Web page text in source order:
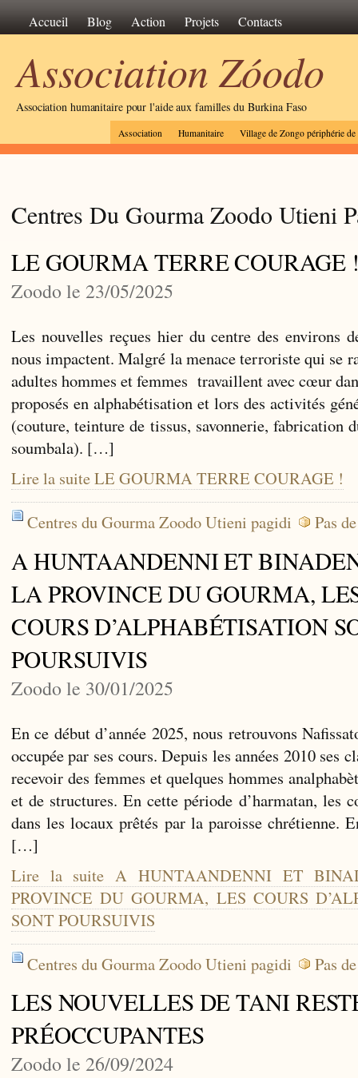
Accueil Blog Action Projets Contacts
Association Zóodo
Association humanitaire pour l'aide aux familles du Burkina Faso
Association Humanitaire Village de Zongo périphérie de
Centres Du Gourma Zoodo Utieni
LE GOURMA TERRE COURAGE
Zoodo le 23/05/2025
Les nouvelles reçues hier du centre des environs
nous impactent. Malgré la menace terroriste qui se
adultes hommes et femmes travaillent avec cœur
proposés en alphabétisation et lors des activités
(couture, teinture de tissus, savonnerie, fabrication
soumbala). […]
Lire la suite LE GOURMA TERRE COURAGE !
Centres du Gourma Zoodo Utieni pagidi
Pas
A HUNTAANDENNI ET
LA PROVINCE DU GOURMA,
COURS D’ALPHABÉTISATION
POURSUIVIS
Zoodo le 30/01/2025
En ce début d’année 2025, nous retrouvons
occupée par ses cours. Depuis les années 2010 ses
recevoir des femmes et quelques hommes
et de structures. En cette période d’harmatan, les
dans les locaux prêtés par la paroisse chrétienne.
[…]
Lire la suite A HUNTAANDENNI ET
PROVINCE DU GOURMA, LES COURS
SONT POURSUIVIS
Centres du Gourma Zoodo Utieni pagidi
Pas
LES NOUVELLES DE TANI
PRÉOCCUPANTES
Zoodo le 26/09/2024